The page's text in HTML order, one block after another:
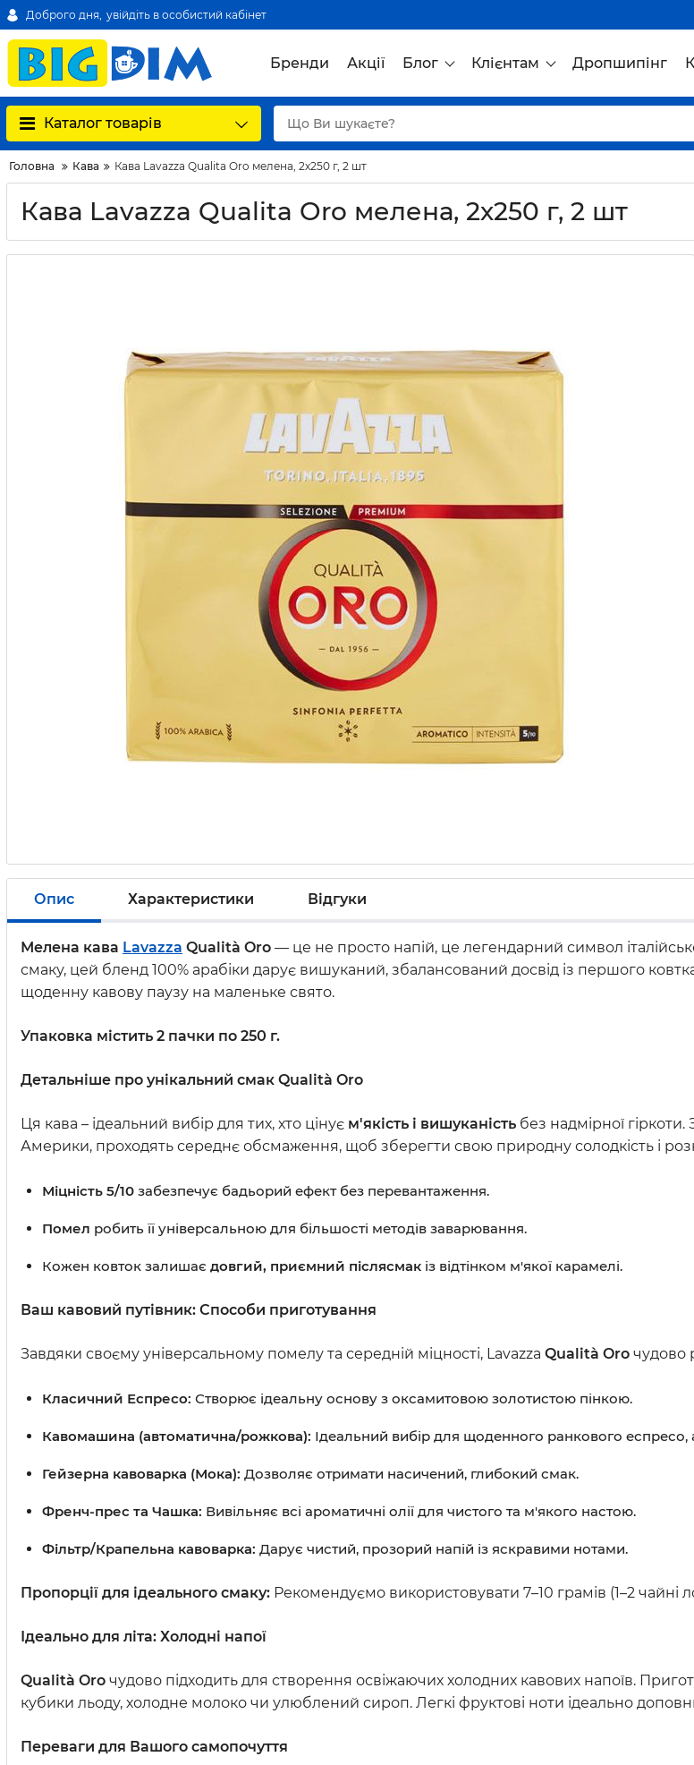
Доброго дня, увійдіть в особистий кабінет
Бренди Акції Блог Клієнтам Дропшипінг
Каталог товарів
Головна Кава Кава Lavazza Qualita Oro мелена, 2х250 г, 2 шт
Кава Lavazza Qualita Oro мелена, 2х250 г, 2 шт
Опис Характеристики Відгуки
Мелена кава Lavazza Qualità Oro — це не просто напій, це легендарний символ
смаку, цей бленд 100% арабіки дарує вишуканий, збалансований досвід із першого
щоденну кавову паузу на маленьке свято.
Упаковка містить 2 пачки по 250 г.
Детальніше про унікальний смак Qualità Oro
Ця кава – ідеальний вибір для тих, хто цінує м'якість і вишуканість без надмірної
Америки, проходять середнє обсмаження, щоб зберегти свою природну солодкість і
Міцність 5/10 забезпечує бадьорий ефект без перевантаження.
Помел робить її універсальною для більшості методів заварювання.
Кожен ковток залишає довгий, приємний післясмак із відтінком м'якої карамелі.
Ваш кавовий путівник: Способи приготування
Завдяки своєму універсальному помелу та середній міцності, Lavazza Qualità Oro чудово
Класичний Еспресо: Створює ідеальну основу з оксамитовою золотистою пінкою.
Кавомашина (автоматична/рожкова): Ідеальний вибір для щоденного ранкового еспресо,
Гейзерна кавоварка (Мока): Дозволяє отримати насичений, глибокий смак.
Френч-прес та Чашка: Вивільняє всі ароматичні олії для чистого та м'якого настою.
Фільтр/Крапельна кавоварка: Дарує чистий, прозорий напій із яскравими нотами.
Пропорції для ідеального смаку: Рекомендуємо використовувати 7–10 грамів (1–2 чайні
Ідеально для літа: Холодні напої
Qualità Oro чудово підходить для створення освіжаючих холодних кавових напоїв.
кубики льоду, холодне молоко чи улюблений сироп. Легкі фруктові ноти ідеально
Переваги для Вашого самопочуття